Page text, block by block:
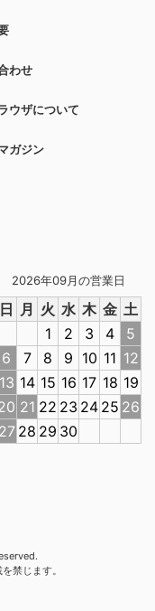
2026年09月の営業日
日 月 火 水 木 金 土
1
2 3 4
5
6
7 8 9 10 11 12
13 14 15 16 17 18 19
21 22 23 24 25 26
27 28 29 30
わせ
ウザについて
ガジン
禁じます。